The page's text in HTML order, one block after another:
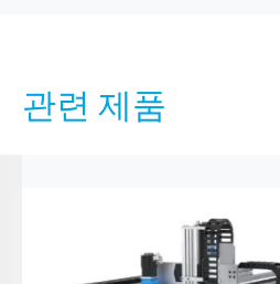
관련 제품